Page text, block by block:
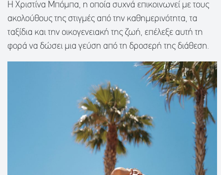
Η Χριστίνα Μπόμπα, η οποία συχνά επικοινωνεί με τους
ακολούθους της στιγμές από την καθημερινότητα, τα
ταξίδια και την οικογενειακή της ζωή, επέλεξε αυτή τη
φορά να δώσει μια γεύση από τη δροσερή της διάθεση.